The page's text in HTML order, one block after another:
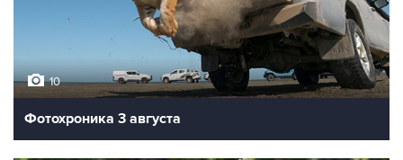
10
Фотохроника 3 августа